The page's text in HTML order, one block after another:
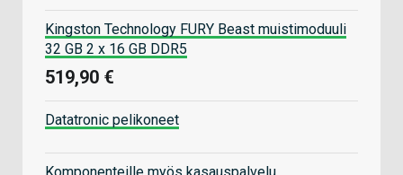
Kingston Technology FURY Beast muistimoduuli
32 GB 2 x 16 GB DDR5
519,90 €
Datatronic pelikoneet